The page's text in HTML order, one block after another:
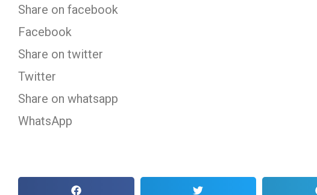
Share on facebook
Facebook
Share on twitter
Twitter
Share on whatsapp
WhatsApp